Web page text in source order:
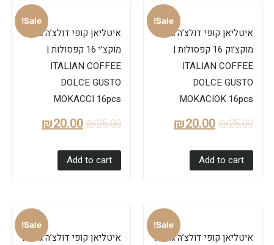
Sale!
איטליאן קופי דולצ’ה גוסטו
מוקצ’וק 16 קפסולות |
ITALIAN COFFEE
DOLCE GUSTO
MOKACIOK 16pcs
₪25.00
₪20.00
Add to cart
Sale!
איטליאן קופי דולצ’ה גוסטו
מוקצ’י 16 קפסולות |
ITALIAN COFFEE
DOLCE GUSTO
MOKACCI 16pcs
₪25.00
₪20.00
Add to cart
Sale!
איטליאן קופי דולצ’ה גוסטו
Sale!
איטליאן קופי דולצ’ה גוסטו